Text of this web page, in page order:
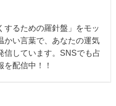
するための羅針盤」をモッ
かい言葉で、あなたの運気
信しています。SNSでも占
配信中！！